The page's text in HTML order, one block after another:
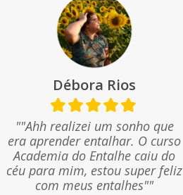
Débora Rios
""Ahh realizei um sonho que
era aprender entalhar. O curso
Academia do Entalhe caiu do
céu para mim, estou super feliz
com meus entalhes""